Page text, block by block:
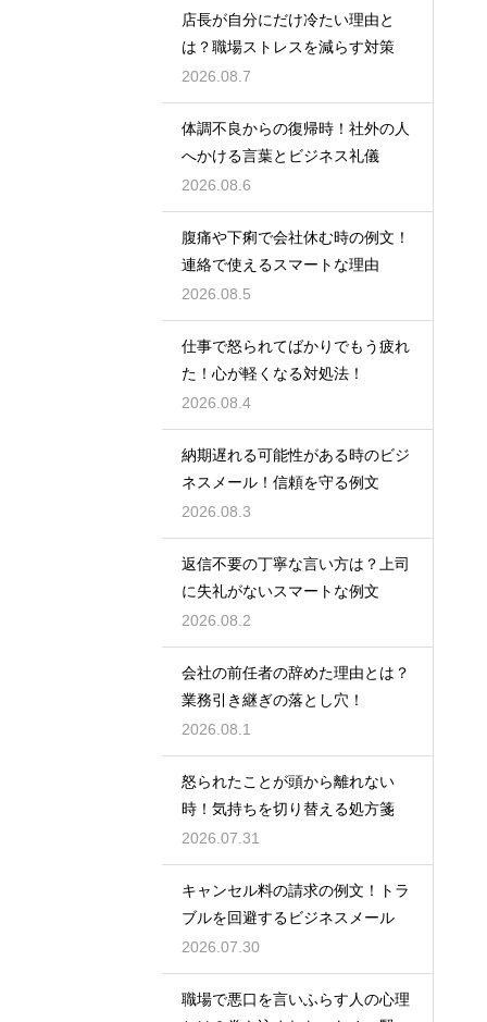
店長が自分にだけ冷たい理由と
は？職場ストレスを減らす対策
2026.08.7
体調不良からの復帰時！社外の人
へかける言葉とビジネス礼儀
2026.08.6
腹痛や下痢で会社休む時の例文！
連絡で使えるスマートな理由
2026.08.5
仕事で怒られてばかりでもう疲れ
た！心が軽くなる対処法！
2026.08.4
納期遅れる可能性がある時のビジ
ネスメール！信頼を守る例文
2026.08.3
返信不要の丁寧な言い方は？上司
に失礼がないスマートな例文
2026.08.2
会社の前任者の辞めた理由とは？
業務引き継ぎの落とし穴！
2026.08.1
怒られたことが頭から離れない
時！気持ちを切り替える処方箋
2026.07.31
キャンセル料の請求の例文！トラ
ブルを回避するビジネスメール
2026.07.30
職場で悪口を言いふらす人の心理